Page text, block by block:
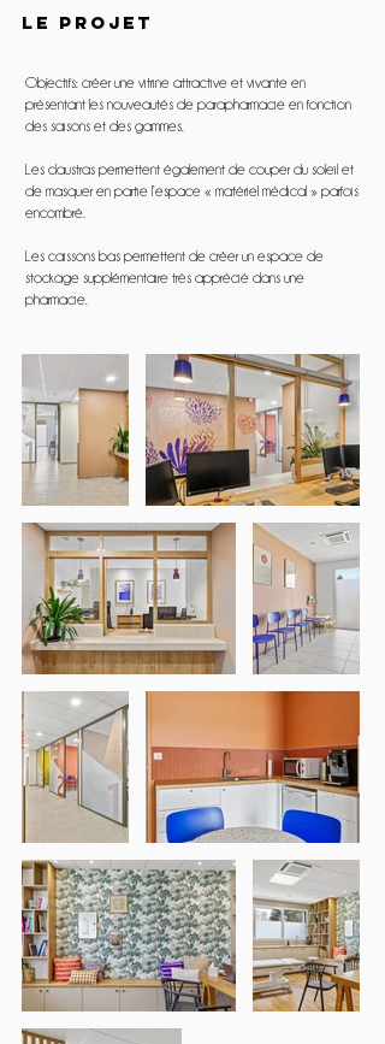
LE PROJET
Objectifs: créer une vitrine attractive et vivante en
présentant les nouveautés de parapharmacie en fonction
des saisons et des gammes.
Les claustras permettent également de couper du soleil et
de masquer en partie l’espace « matériel médical » parfois
encombré.
Les caissons bas permettent de créer un espace de
stockage supplémentaire très apprécié dans une
pharmacie.